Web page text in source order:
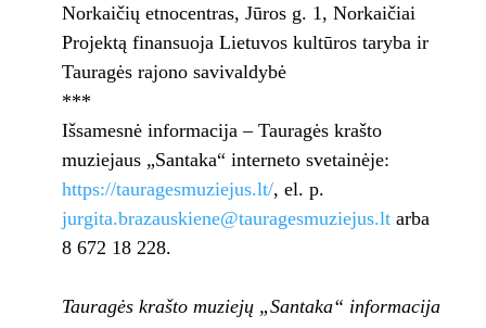
Norkaičių etnocentras, Jūros g. 1, Norkaičiai
Projektą finansuoja Lietuvos kultūros taryba ir
Tauragės rajono savivaldybė
***
Išsamesnė informacija – Tauragės krašto
muziejaus „Santaka“ interneto svetainėje:
https://tauragesmuziejus.lt/, el. p.
jurgita.brazauskiene@tauragesmuziejus.ltarba
8 672 18 228.
Tauragės krašto muziejų „Santaka“ informacija